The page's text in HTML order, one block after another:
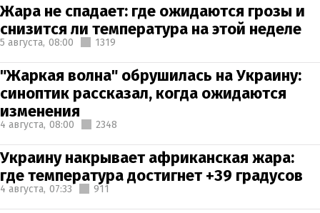
Жара не спадает: где ожидаются грозы и
снизится ли температура на этой неделе
5 августа, 08:00 1319
"Жаркая волна" обрушилась на Украину:
синоптик рассказал, когда ожидаются
изменения
4 августа, 08:00 2348
Украину накрывает африканская жара:
где температура достигнет +39 градусов
4 августа, 07:33 911